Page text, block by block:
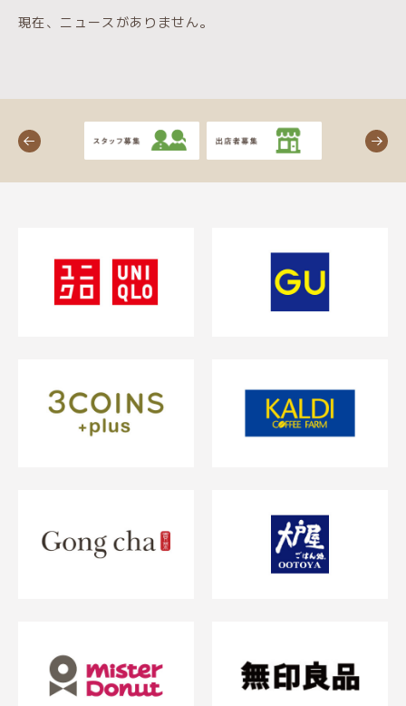
現在、ニュースがありません。